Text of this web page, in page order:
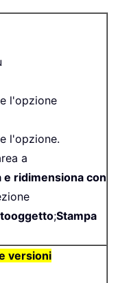
l'opzione
l'opzione.
a
e ridimensiona con
oggetto;Stampa
versioni